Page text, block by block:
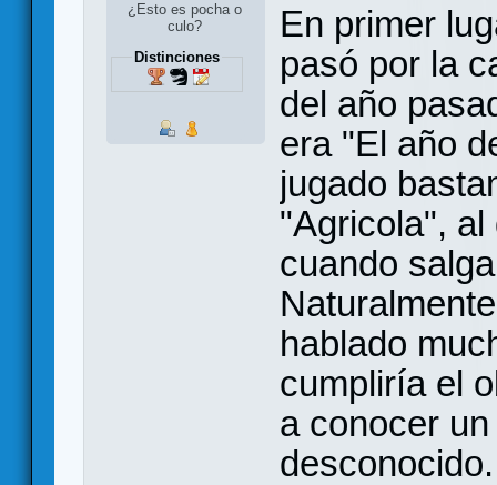
¿Esto es pocha o
culo?
Distinciones
En primer
pasó por la
del año
era "El año
jugado
"Agricola", al
cuando
hablado
cumpliría el
a conocer
desconocido.